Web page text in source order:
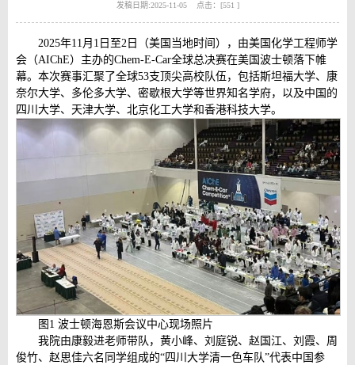
发稿日期:2025-11-05 点击：[551 ]
2025年11月1日至2日（美国当地时间），由美国化学工程师学
会（AIChE）主办的Chem-E-Car全球总决赛在美国波士顿落下帷
幕。本次赛事汇聚了全球53支顶尖高校队伍，包括斯坦福大学、康
奈尔大学、多伦多大学、密歇根大学等世界知名学府，以及中国的
四川大学、天津大学、北京化工大学和香港科技大学。
图1 波士顿海恩斯会议中心现场照片
我院由康毅进老师带队，黄小峰、刘庭锐、赵国江、刘霞、周
俊竹、赵思佳六名同学组成的“四川大学清一色车队”代表中国参